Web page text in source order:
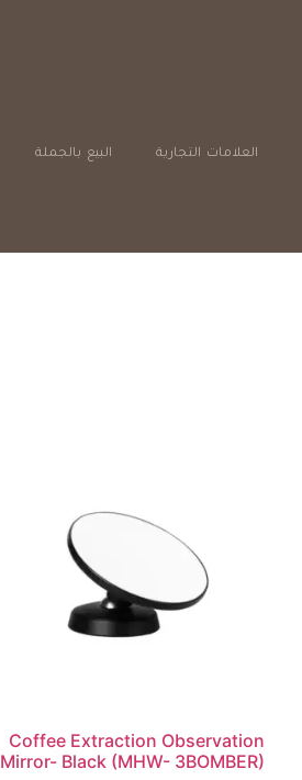
العلامات التجارية البيع بالجملة
Coffee Extraction Observation
Mirror- Black (MHW- 3BOMBER)